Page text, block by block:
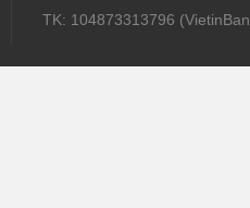
TK: 104873313796